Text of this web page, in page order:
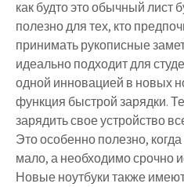
как будто это обычный лист
полезно для тех, кто
принимать рукописные
идеально подходит для
одной инновацией в новых
функция быстрой зарядки.
зарядить свое устройство
Это особенно полезно,
мало, а необходимо срочно
Новые ноутбуки также